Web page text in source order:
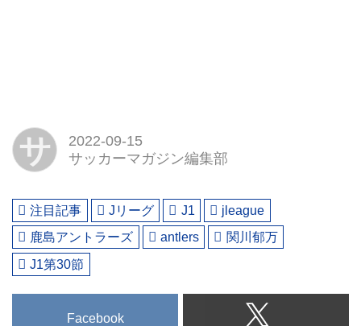
サ
2022-09-15
サッカーマガジン編集部
注目記事 Jリーグ J1
jleague
鹿島アントラーズ
antlers
関川郁万
J1第30節
Facebook